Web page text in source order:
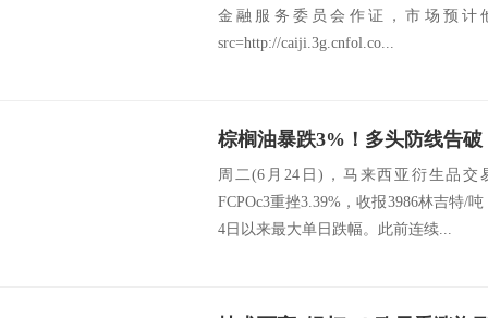
金融服务委员会作证，市场预计
src=http://caiji.3g.cnfol.co...
棕榈油暴跌3%！多头防线告破
周二(6月24日)，马来西亚衍生品交
FCPOc3重挫3.39%，收报3986林吉特/
4日以来最大单日跌幅。此前连续...